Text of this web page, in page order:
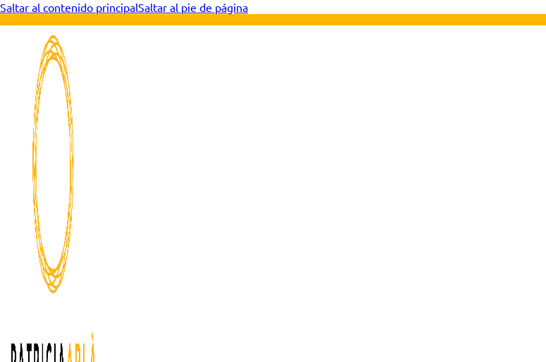
Saltar al contenido principalSaltar al pie de página